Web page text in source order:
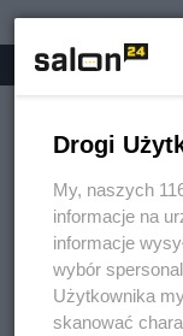
Drogi
My, naszych
informacje na
informacje
wybór
Użytkownika
skanować